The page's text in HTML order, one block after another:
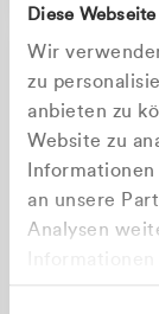
Diese
Wir
zu
anbieten zu
Website zu
an unsere
Analysen